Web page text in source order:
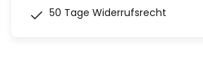
50 Tage Widerrufsrecht